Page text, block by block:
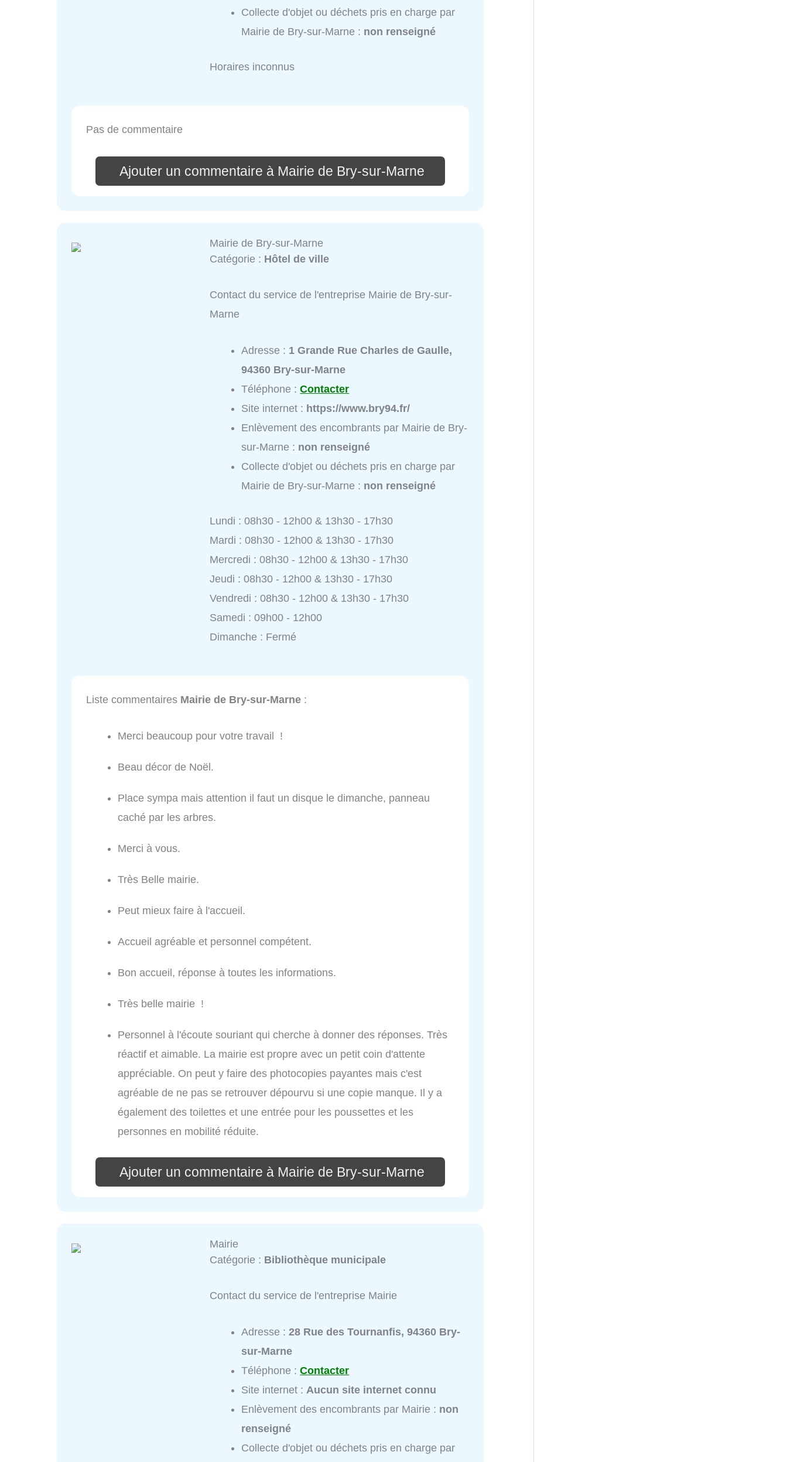
Collecte d'objet ou déchets pris en charge par
Mairie de Bry-sur-Marne : non renseigné
Horaires inconnus
Pas de commentaire
Ajouter un commentaire à Mairie de Bry-sur-Marne
Mairie de Bry-sur-Marne
Catégorie : Hôtel de ville
Contact du service de l'entreprise Mairie de Bry-sur-
Marne
Adresse : 1 Grande Rue Charles de Gaulle,
94360 Bry-sur-Marne
Téléphone :Contacter
Site internet : https://www.bry94.fr/
Enlèvement des encombrants par Mairie de Bry-
sur-Marne : non renseigné
Collecte d'objet ou déchets pris en charge par
Mairie de Bry-sur-Marne : non renseigné
Lundi : 08h30 - 12h00 & 13h30 - 17h30
Mardi : 08h30 - 12h00 & 13h30 - 17h30
Mercredi : 08h30 - 12h00 & 13h30 - 17h30
Jeudi : 08h30 - 12h00 & 13h30 - 17h30
Vendredi : 08h30 - 12h00 & 13h30 - 17h30
Samedi : 09h00 - 12h00
Dimanche : Fermé
Liste commentaires Mairie de Bry-sur-Marne :
Merci beaucoup pour votre travail !
Beau décor de Noël.
Place sympa mais attention il faut un disque le dimanche, panneau
caché par les arbres.
Merci à vous.
Très Belle mairie.
Peut mieux faire à l'accueil.
Accueil agréable et personnel compétent.
Bon accueil, réponse à toutes les informations.
Très belle mairie !
Personnel à l'écoute souriant qui cherche à donner des réponses. Très
réactif et aimable. La mairie est propre avec un petit coin d'attente
appréciable. On peut y faire des photocopies payantes mais c'est
agréable de ne pas se retrouver dépourvu si une copie manque. Il y a
également des toilettes et une entrée pour les poussettes et les
personnes en mobilité réduite.
Ajouter un commentaire à Mairie de Bry-sur-Marne
Mairie
Catégorie : Bibliothèque municipale
Contact du service de l'entreprise Mairie
Adresse :28 Rue des Tournanfis, 94360 Bry-
sur-Marne
Téléphone :Contacter
Site internet :Aucun site internet connu
Enlèvement des encombrants par Mairie : non
renseigné
Collecte d'objet ou déchets pris en charge par